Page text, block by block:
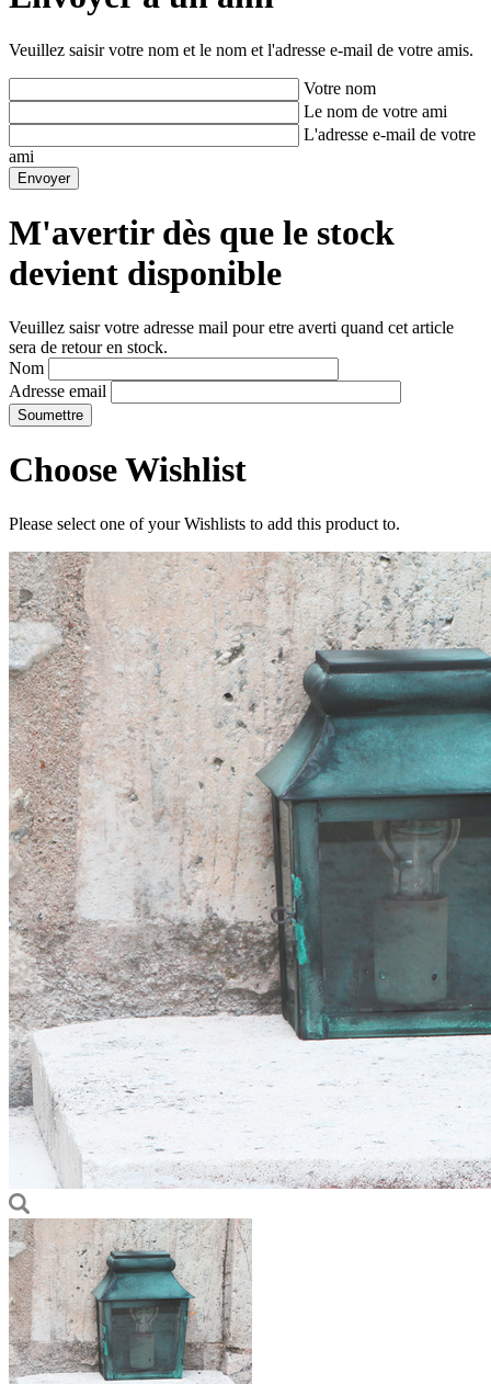
Veuillez saisir votre nom et le nom et l'adresse e-mail de votre amis.
Votre nom
Le nom de votre ami
L'adresse e-mail de votre
ami
M'avertir dès que le stock
devient disponible
Veuillez saisr votre adresse mail pour etre averti quand cet article
sera de retour en stock.
Nom
Adresse email
Choose Wishlist
Please select one of your Wishlists to add this product to.